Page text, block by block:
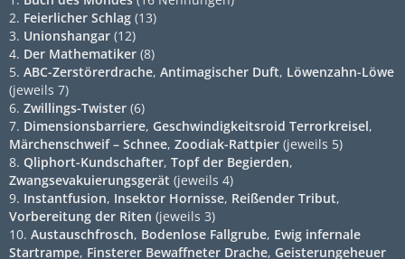
2. Feierlicher Schlag (13)
3. Unionshangar (12)
4. Der Mathematiker (8)
5. ABC-Zerstörerdrache, Antimagischer Duft, Löwenzahn-Löwe
(jeweils 7)
6. Zwillings-Twister (6)
7. Dimensionsbarriere, Geschwindigkeitsroid Terrorkreisel,
Märchenschweif – Schnee, Zoodiak-Rattpier (jeweils 5)
8. Qliphort-Kundschafter, Topf der Begierden,
Zwangsevakuierungsgerät (jeweils 4)
9. Instantfusion, Insektor Hornisse, Reißender Tribut,
Vorbereitung der Riten (jeweils 3)
10. Austauschfrosch, Bodenlose Fallgrube, Ewig infernale
Startrampe, Finsterer Bewaffneter Drache, Geisterungeheuer